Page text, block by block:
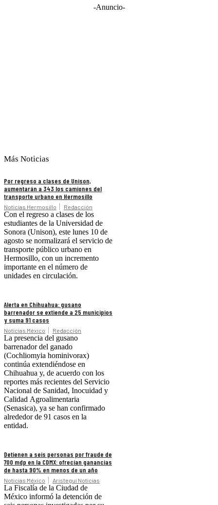
-Anuncio-
Más Noticias
Por regreso a clases de Unison,
aumentarán a 343 los camiones del
transporte urbano en Hermosillo
Noticias Hermosillo Redacción
Con el regreso a clases de los
estudiantes de la Universidad de
Sonora (Unison), este lunes 10 de
agosto se normalizará el servicio de
transporte público urbano en
Hermosillo, con un incremento
importante en el número de
unidades en circulación.
Alerta en Chihuahua: gusano
barrenador se extiende a 25 municipios
y suma 91 casos
Noticias México Redacción
La presencia del gusano
barrenador del ganado
(Cochliomyia hominivorax)
continúa extendiéndose en
Chihuahua y, de acuerdo con los
reportes más recientes del Servicio
Nacional de Sanidad, Inocuidad y
Calidad Agroalimentaria
(Senasica), ya se han confirmado
alrededor de 91 casos en la
entidad.
Detienen a seis personas por fraude de
700 mdp en la CDMX: ofrecían ganancias
de hasta 90% en menos de un año
Noticias México Aristegui Noticias
La Fiscalía de la Ciudad de
México informó la detención de